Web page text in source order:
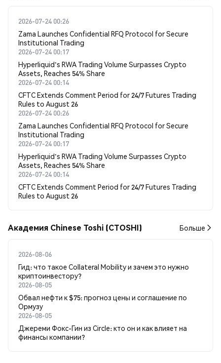
2026-07-24 00:26
Zama Launches Confidential RFQ Protocol for Secure
Institutional Trading
2026-07-24 00:17
Hyperliquid's RWA Trading Volume Surpasses Crypto
Assets, Reaches 54% Share
2026-07-24 00:14
CFTC Extends Comment Period for 24/7 Futures Trading
Rules to August 26
2026-07-24 00:26
Zama Launches Confidential RFQ Protocol for Secure
Institutional Trading
2026-07-24 00:17
Hyperliquid's RWA Trading Volume Surpasses Crypto
Assets, Reaches 54% Share
2026-07-24 00:14
CFTC Extends Comment Period for 24/7 Futures Trading
Rules to August 26
Академия Chinese Toshi (CTOSHI) Больше
2026-08-06
Гид: что такое Collateral Mobility и зачем это нужно
криптоинвестору?
2026-08-05
Обвал нефти к $75: прогноз цены и соглашение по
Ормузу
2026-08-05
Джереми Фокс-Гин из Circle: кто он и как влияет на
финансы компании?